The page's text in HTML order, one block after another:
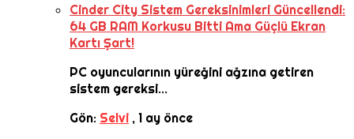
Cinder City Sistem Gereksinimleri Güncellendi:
64 GB RAM Korkusu Bitti Ama Güçlü Ekran
Kartı Şart!
PC oyuncularının yüreğini ağzına getiren
sistem gereksi...
Gön: Selvi ,1 ay önce